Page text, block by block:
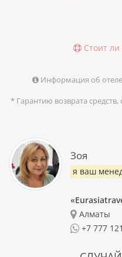
Стоит ли
Информация об
* Гарантию возврата
Зоя
я ваш
Алматы
+7 777